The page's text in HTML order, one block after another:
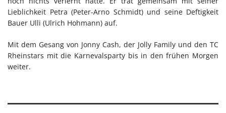
Lieblichkeit Petra (Peter-Arno Schmidt) und seine Deftigkeit
Bauer Ulli (Ulrich Hohmann) auf.
Mit dem Gesang von Jonny Cash, der Jolly Family und den TC
Rheinstars mit die Karnevalsparty bis in den frühen Morgen
weiter.